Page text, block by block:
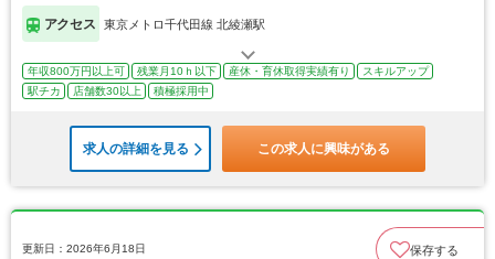
アクセス 東京メトロ千代田線 北綾瀬駅
年収800万円以上可 残業月10ｈ以下 産休・育休取得実績有り
スキルアップ
駅チカ
店舗数30以上 積極採用中
求人の詳細を見る この求人に興味がある
更新日：2026年6月18日 保存する